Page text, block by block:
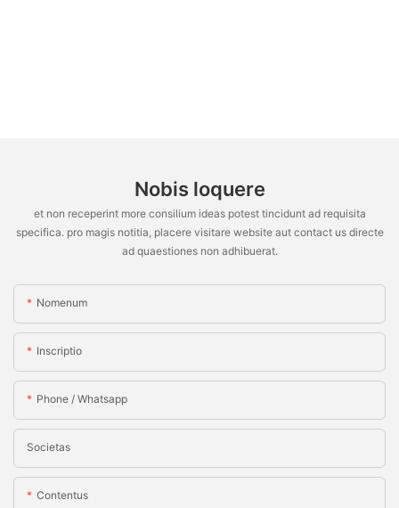
Nobis loquere
et non receperint more consilium ideas potest tincidunt ad requisita
specifica. pro magis notitia, placere visitare website aut contact us directe
ad quaestiones non adhibuerat.
Nomenum
Inscriptio
Phone / Whatsapp
Societas
Contentus